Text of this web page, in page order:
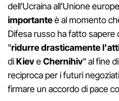
dell'Ucraina all'Unione
importanteè al momento
Difesa russo ha fatto sapere
"ridurre drasticamente
diKieveChernihiv" al fine
reciproca per i futuri
firmare un accordo di pace